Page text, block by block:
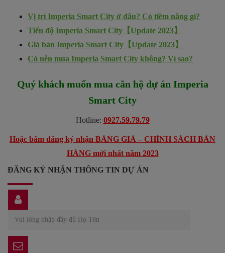
Vị trí Imperia Smart City ở đâu? Có tiềm năng gì?
Tiến độ Imperia Smart City【Update 2023】
Giá bán Imperia Smart City【Update 2023】
Có nên mua Imperia Smart City không? Vì sao?
Quý khách muốn mua căn hộ dự án Imperia
Smart City
Hotline: 0927.59.79.79
Hoặc bấm đăng ký nhận BẢNG GIÁ – CHÍNH SÁCH BÁN
HÀNG mới nhất năm 2023
ĐĂNG KÝ NHẬN THÔNG TIN DỰ ÁN